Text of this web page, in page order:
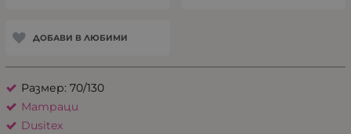
ДОБАВИ В ЛЮБИМИ
Размер: 70/130
Матраци
Dusitex